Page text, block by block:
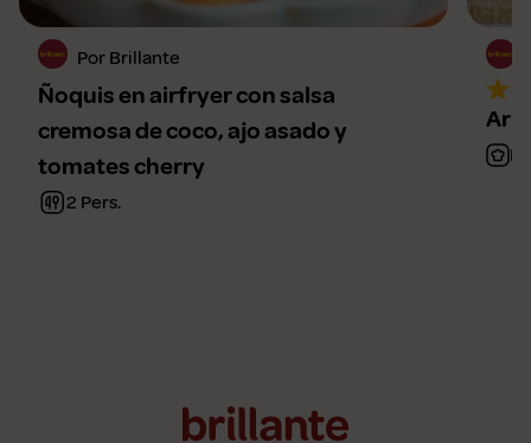
Por Brillante
Ñoquis en airfryer con salsa
cremosa de coco, ajo asado y
tomates cherry
2 Pers.